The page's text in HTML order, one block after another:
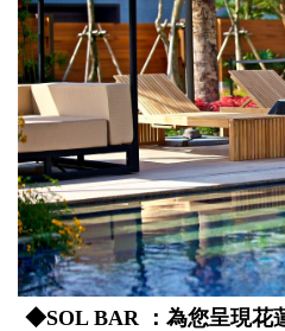
◆SOL BAR ： 為您呈現花